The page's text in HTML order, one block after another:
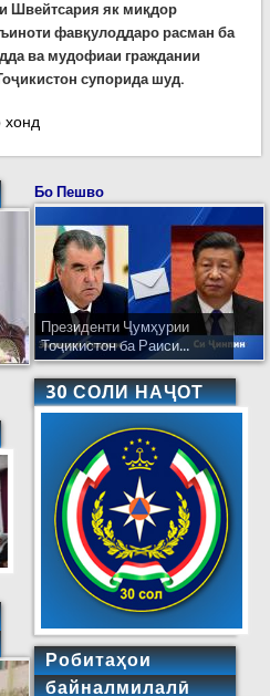
Швейтсария як миқдор
фавқулоддаро расман ба
ва мудофиаи граждании
супорида шуд.
БАЙНАЛМИЛАЛӢ
Бо Пешво
Президенти Ҷумҳурии
Тоҷикистон ба Раиси...
30 СОЛИ НАҶОТ
Робитаҳои
байналмилалӣ